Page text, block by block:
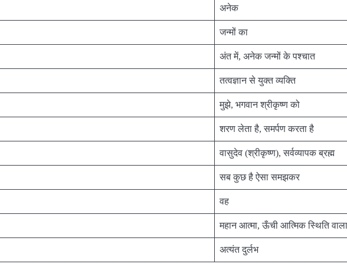
अनेक
जन्मों का
अंत में, अनेक जन्मों के पश्चात
तत्वज्ञान से युक्त व्यक्ति
मुझे, भगवान श्रीकृष्ण को
शरण लेता है, समर्पण करता है
वासुदेव (श्रीकृष्ण), सर्वव्यापक ब्रह्म
सब कुछ है ऐसा समझकर
वह
महान आत्मा, ऊँची आत्मिक स्थिति
अत्यंत दुर्लभ